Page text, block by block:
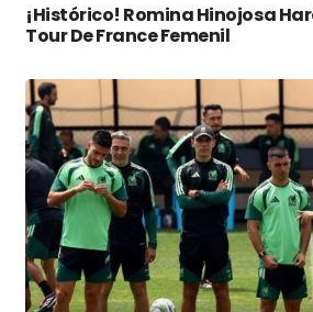
¡Histórico! Romina Hinojosa
Tour De France Femenil